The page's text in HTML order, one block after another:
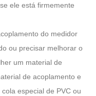
ele está firmemente
do medidor
ou precisar melhorar o
um material de
de acoplamento e
especial de PVC ou